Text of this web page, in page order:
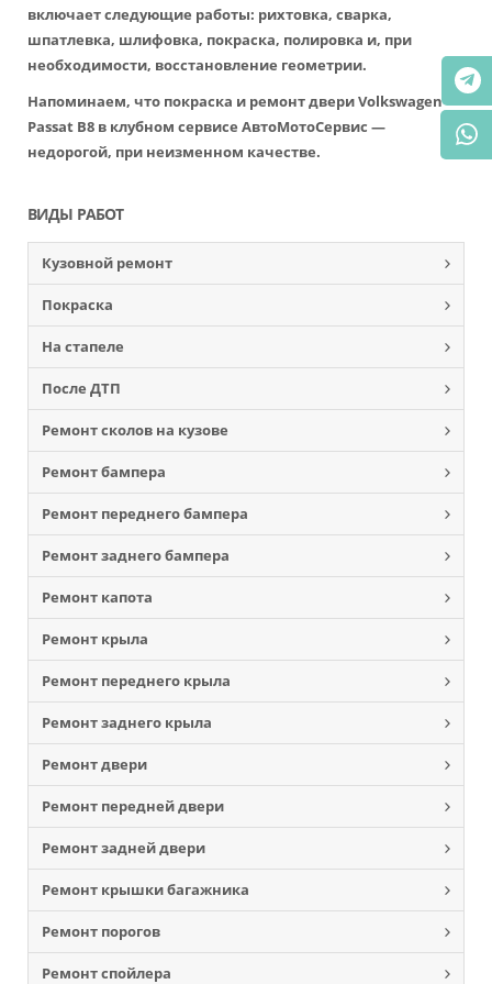
включает следующие работы: рихтовка, сварка,
шпатлевка, шлифовка, покраска, полировка и, при
необходимости, восстановление геометрии.
Напоминаем, что покраска и ремонт двери Volkswagen
Passat B8 в клубном сервисе АвтоМотоСервис —
недорогой, при неизменном качестве.
ВИДЫ РАБОТ
Кузовной ремонт
Покраска
На стапеле
После ДТП
Ремонт сколов на кузове
Ремонт бампера
Ремонт переднего бампера
Ремонт заднего бампера
Ремонт капота
Ремонт крыла
Ремонт переднего крыла
Ремонт заднего крыла
Ремонт двери
Ремонт передней двери
Ремонт задней двери
Ремонт крышки багажника
Ремонт порогов
Ремонт спойлера